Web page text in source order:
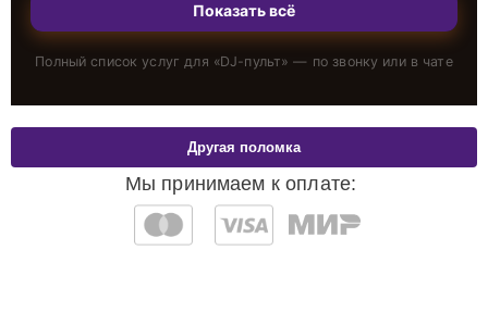
Показать всё
Полный список услуг для «DJ-пульт» — по звонку или в чате
Мы принимаем к оплате:
Другая поломка